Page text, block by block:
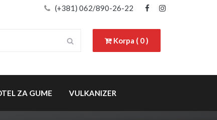
(+381) 062/890-26-22
Korpa ( 0 )
ZA GUME VULKANIZER